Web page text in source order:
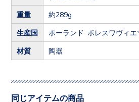
重量 約289g
生産国 ポーランド ボレスワヴィエ
材質 陶器
同じアイテムの商品